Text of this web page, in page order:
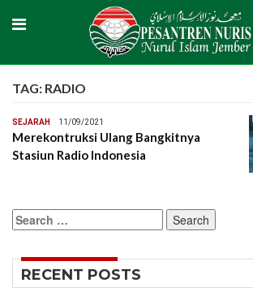
TAG: RADIO
SEJARAH 11/09/2021
Merekontruksi Ulang Bangkitnya
Stasiun Radio Indonesia
Search
for:
RECENT POSTS